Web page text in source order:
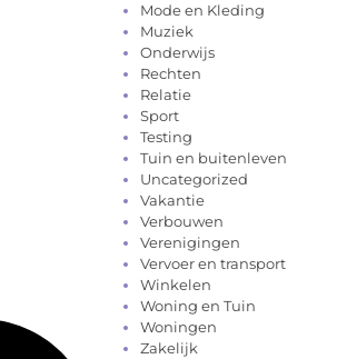
Mode en Kleding
Muziek
Onderwijs
Rechten
Relatie
Sport
Testing
Tuin en buitenleven
Uncategorized
Vakantie
Verbouwen
Verenigingen
Vervoer en transport
Winkelen
Woning en Tuin
Woningen
Zakelijk